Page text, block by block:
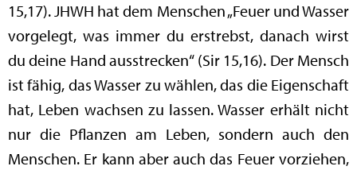
15,17). JHWH hat dem Menschen „Feuer und Wasser
vorgelegt, was immer du erstrebst, danach wirst
du deine Hand ausstrecken“ (Sir 15,16). Der Mensch
ist fähig, das Wasser zu wählen, das die Eigenschaft
hat, Leben wachsen zu lassen. Wasser erhält nicht
nur die Pflanzen am Leben, sondern auch den
Menschen. Er kann aber auch das Feuer vorziehen,